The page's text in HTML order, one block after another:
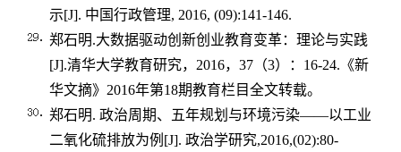
示[J]. 中国行政管理, 2016, (09):141-146.
郑石明.大数据驱动创新创业教育变革：理论与实践
[J].清华大学教育研究， 2016， 37 （3）： 16-24. 《新
华文摘》 2016年第18期教育栏目全文转载。
郑石明. 政治周期、五年规划与环境污染——以工业
二氧化硫排放为例 [J]. 政治学研究,2016,(02):80-